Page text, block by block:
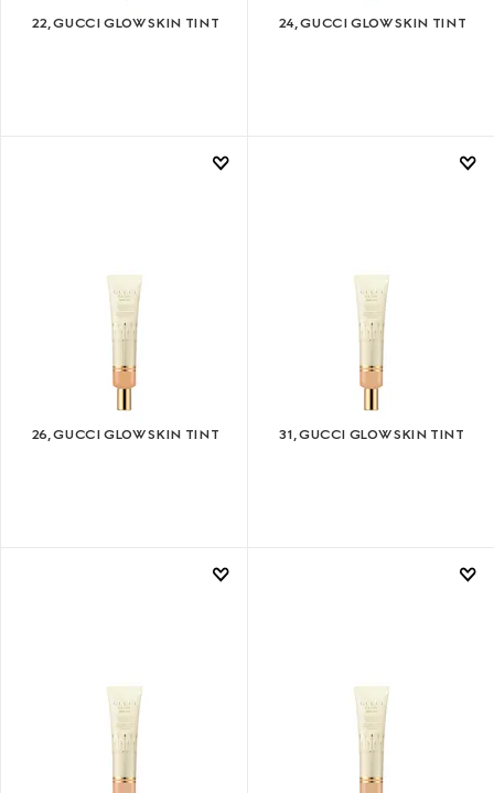
22, GUCCI GLOW SKIN TINT 24, GUCCI GLOW SKIN TINT
26, GUCCI GLOW SKIN TINT 31, GUCCI GLOW SKIN TINT